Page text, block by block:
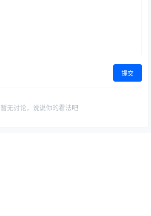
提交
暂无讨论，说说你的看法吧